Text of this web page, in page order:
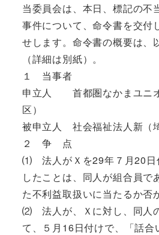
当委員会は、本日、標記の不
事件について、命令書を交付
せします。命令書の概要は、
（詳細は別紙）。
１ 当事者
申立人 首都圏なかまユニ
区）
被申立人 社会福祉法人新（
２ 争 点
⑴ 法人がＸを29年７月20日
したことは、同人が組合員で
た不利益取扱いに当たるか否
⑵ 法人が、Ｘに対し、同人
て、５月16日付けで、「話合